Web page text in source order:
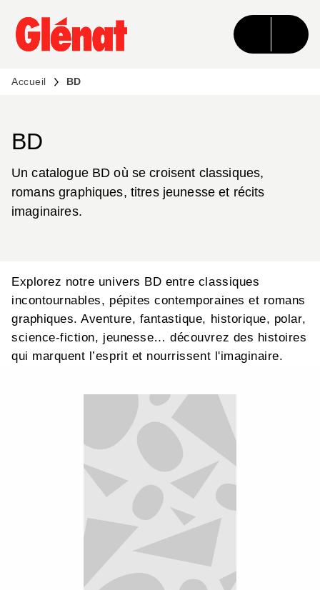
MENU RECHERCHE CONTENU
PIED DE PAGE
Accueil BD
BD
Un catalogue BD où se croisent classiques,
romans graphiques, titres jeunesse et récits
imaginaires.
Explorez notre univers BD entre classiques
incontournables, pépites contemporaines et romans
graphiques. Aventure, fantastique, historique, polar,
science-fiction, jeunesse… découvrez des histoires
qui marquent l’esprit et nourrissent l'imaginaire.